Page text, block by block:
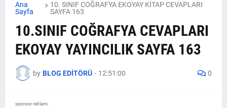
Ana
Sayfa
10. SINIF COĞRAFYA EKOYAY KİTAP CEVAPLARI
SAYFA 163
10.SINIF COĞRAFYA CEVAPLARI
EKOYAY YAYINCILIK SAYFA 163
by BLOG EDİTÖRÜ - 12:51:00 0
sponsor reklamı